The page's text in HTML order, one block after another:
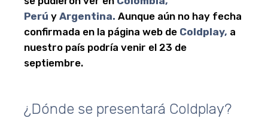
Perú y Argentina. Aunque aún no hay fecha
confirmada en la página web de Coldplay, a
nuestro país podría venir el 23 de
septiembre.
¿Dónde se presentará Coldplay?